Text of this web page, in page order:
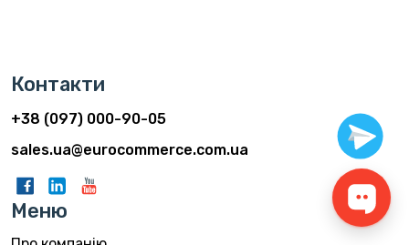
Співпраця
Вакансії
Контакти